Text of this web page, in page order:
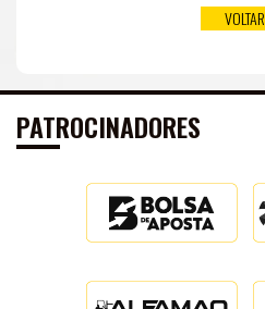
VOLTAR
PATROCINADORES